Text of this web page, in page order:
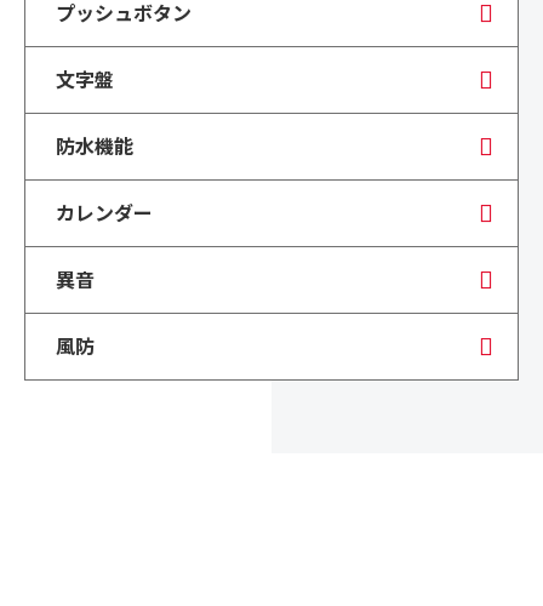
プッシュボタン
文字盤
防水機能
カレンダー
異音
風防